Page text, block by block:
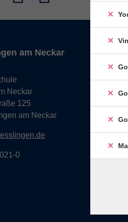
am Neckar
Neckar
125
am Neckar
0